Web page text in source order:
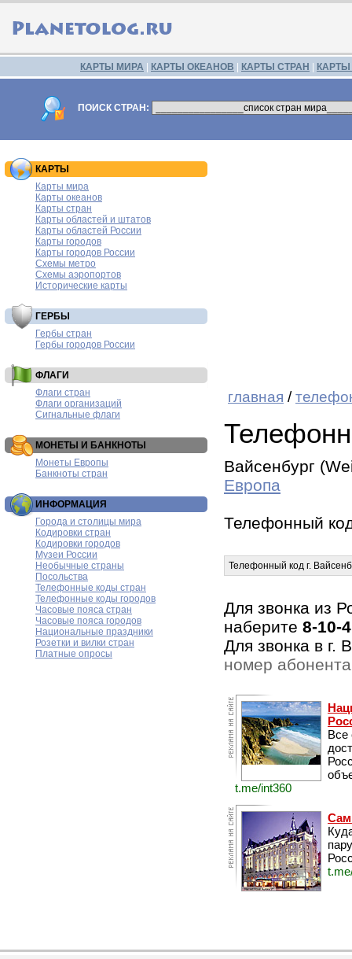
КАРТЫ МИРА КАРТЫ ОКЕАНОВ КАРТЫ СТРАН
ПОИСК СТРАН:
КАРТЫ
Карты мира
Карты океанов
Карты стран
Карты областей и штатов
Карты областей России
Карты городов
Карты городов России
Схемы метро
Схемы аэропортов
Исторические карты
ГЕРБЫ
Гербы стран
Гербы городов России
ФЛАГИ
Флаги стран
Флаги организаций
Сигнальные флаги
МОНЕТЫ И БАНКНОТЫ
Монеты Европы
Банкноты стран
ИНФОРМАЦИЯ
Города и столицы мира
Кодировки стран
Кодировки городов
Музеи России
Необычные страны
Посольства
Телефонные коды стран
Телефонные коды городов
Часовые пояса стран
Часовые пояса городов
Национальные праздники
Розетки и вилки стран
Платные опросы
главная /
Вайсенбург
Европа
Телефонный
Телефонный код г.
Для звонка из
наберите 8-10-
Для звонка в г.
номер абонента
Все
t.me/int360